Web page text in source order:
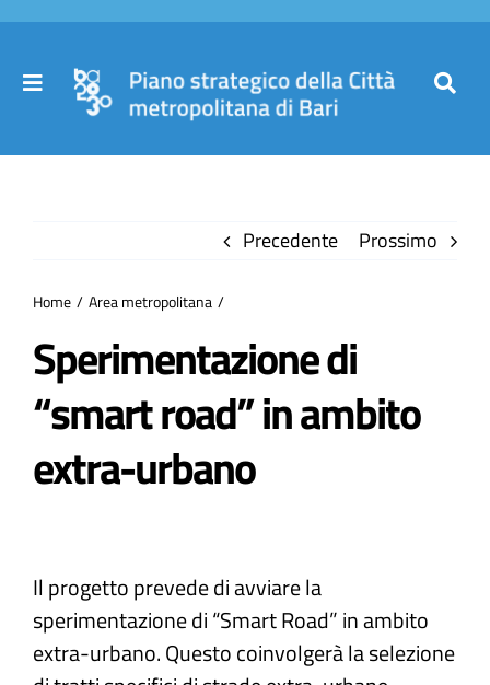
Salta
contenuto
Toggle
Partecipa
Comuni
Notizie
Precedente Prossimo
Home Area metropolitana
Sperimentazione di
“smart road” in ambito
extra-urbano​
Il progetto prevede di avviare la
sperimentazione di “Smart Road” in ambito
extra-urbano. Questo coinvolgerà la selezione